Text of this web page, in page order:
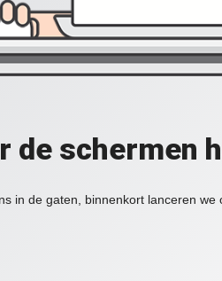
de schermen
in de gaten, binnenkort lanceren